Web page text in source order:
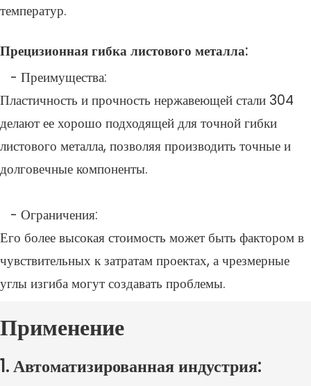
температур.
Прецизионная гибка листового металла:
- Преимущества:
Пластичность и прочность нержавеющей стали 304
делают ее хорошо подходящей для точной гибки
листового металла, позволяя производить точные и
долговечные компоненты.
- Ограничения:
Его более высокая стоимость может быть фактором в
чувствительных к затратам проектах, а чрезмерные
углы изгиба могут создавать проблемы.
Применение
1. Автоматизированная индустрия: